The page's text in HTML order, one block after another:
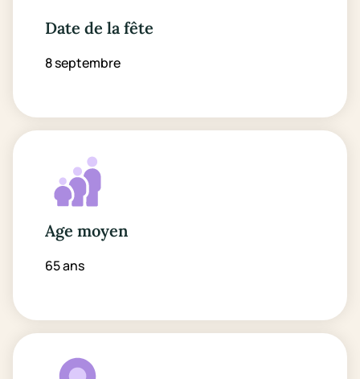
Date de la fête
8 septembre
Age moyen
65 ans